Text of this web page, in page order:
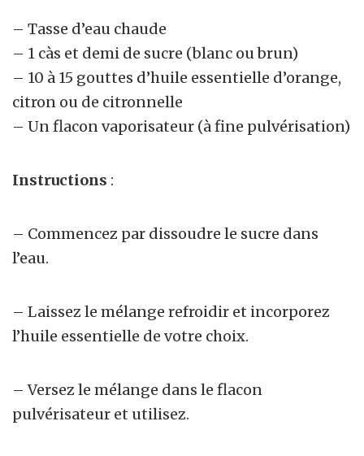
– Tasse d’eau chaude
– 1 càs et demi de sucre (blanc ou brun)
– 10 à 15 gouttes d’huile essentielle d’orange,
citron ou de citronnelle
– Un flacon vaporisateur (à fine pulvérisation)
Instructions :
– Commencez par dissoudre le sucre dans
l’eau.
– Laissez le mélange refroidir et incorporez
l’huile essentielle de votre choix.
– Versez le mélange dans le flacon
pulvérisateur et utilisez.